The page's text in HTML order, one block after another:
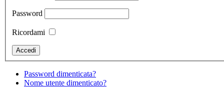
Password
Ricordami
Password dimenticata?
Nome utente dimenticato?